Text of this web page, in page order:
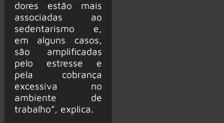
dores estão mais
associadas ao
sedentarismo e,
em alguns casos,
são amplificadas
pelo estresse e
pela cobrança
excessiva no
ambiente de
trabalho”, explica.